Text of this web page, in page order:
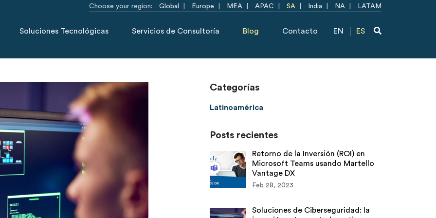
Choose your region: Global Europe MEA APAC SA India NA LATAM
Soluciones Tecnológicas Servicios de Consultoría Blog Contacto EN ES
Categorías
Latinoamérica
Posts recientes
Retorno de la Inversión (ROI) en
Microsoft Teams usando Martello
Vantage DX
Feb 28, 2023
Soluciones de Ciberseguridad: la